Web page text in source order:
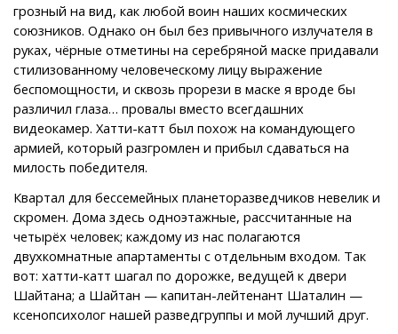
грозный на вид, как любой воин наших космических
союзников. Однако он был без привычного излучателя в
руках, чёрные отметины на серебряной маске придавали
стилизованному человеческому лицу выражение
беспомощности, и сквозь прорези в маске я вроде бы
различил глаза… провалы вместо всегдашних
видеокамер. Хатти-катт был похож на командующего
армией, который разгромлен и прибыл сдаваться на
милость победителя.
Квартал для бессемейных планеторазведчиков невелик и
скромен. Дома здесь одноэтажные, рассчитанные на
четырёх человек; каждому из нас полагаются
двухкомнатные апартаменты с отдельным входом. Так
вот: хатти-катт шагал по дорожке, ведущей к двери
Шайтана; а Шайтан — капитан-лейтенант Шаталин —
ксенопсихолог нашей разведгруппы и мой лучший друг.